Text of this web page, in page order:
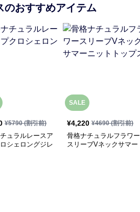
のおすすめアイテム
¥5790(割引前)
ュラルレースア
シェロングジレ
SALE
¥4,220 ¥4690(割引前)
骨格ナチュラルフラワー
スリーブVネックサマー